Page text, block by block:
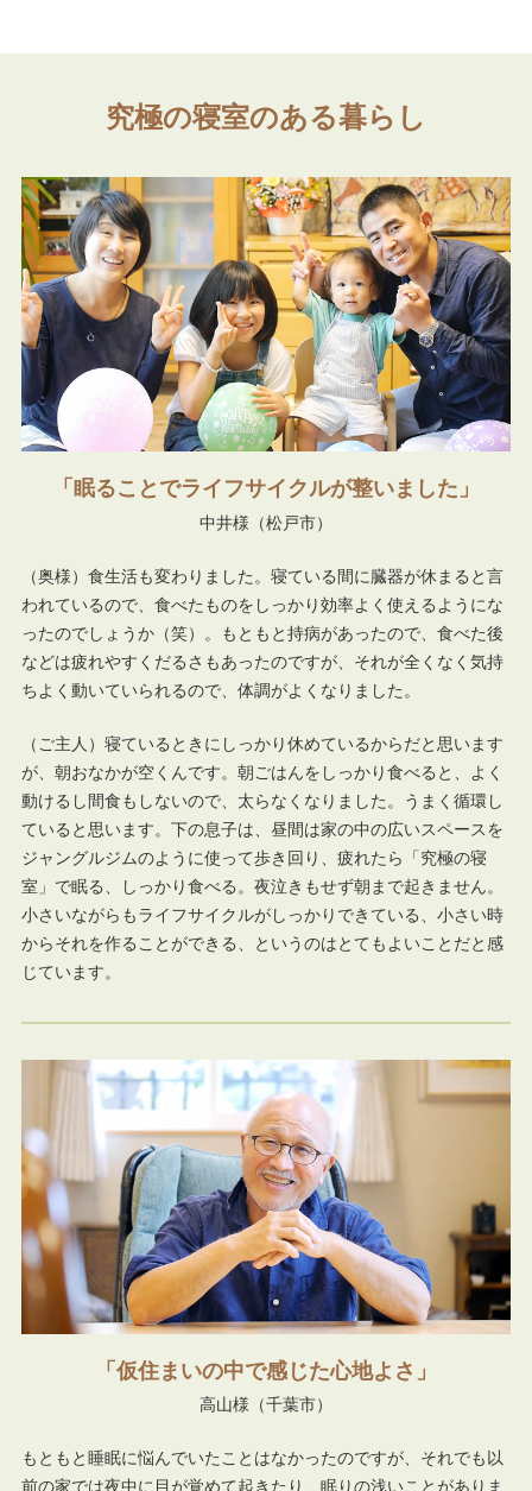
究極の寝室のある暮らし
眠ることでライフサイクルが整いました
中井様（松戸市）
（奥様）食生活も変わりました。寝ている間に臓器が休まると言
われているので、食べたものをしっかり効率よく使えるようにな
ったのでしょうか（笑）。もともと持病があったので、食べた後
などは疲れやすくだるさもあったのですが、それが全くなく気持
ちよく動いていられるので、体調がよくなりました。
（ご主人）寝ているときにしっかり休めているからだと思います
が、朝おなかが空くんです。朝ごはんをしっかり食べると、よく
動けるし間食もしないので、太らなくなりました。うまく循環し
ていると思います。下の息子は、昼間は家の中の広いスペースを
ジャングルジムのように使って歩き回り、疲れたら「究極の寝
室」で眠る、しっかり食べる。夜泣きもせず朝まで起きません。
小さいながらもライフサイクルがしっかりできている、小さい時
からそれを作ることができる、というのはとてもよいことだと感
じています。
仮住まいの中で感じた心地よさ
高山様（千葉市）
もともと睡眠に悩んでいたことはなかったのですが、それでも以
前の家では夜中に目が覚めて起きたり、眠りの浅いことがありま